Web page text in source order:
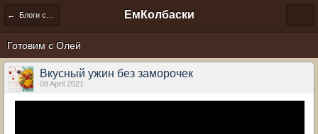
← Блоги сообщества ЕмКолбаски
Готовим с Олей
Вкусный ужин без заморочек
08 April 2021